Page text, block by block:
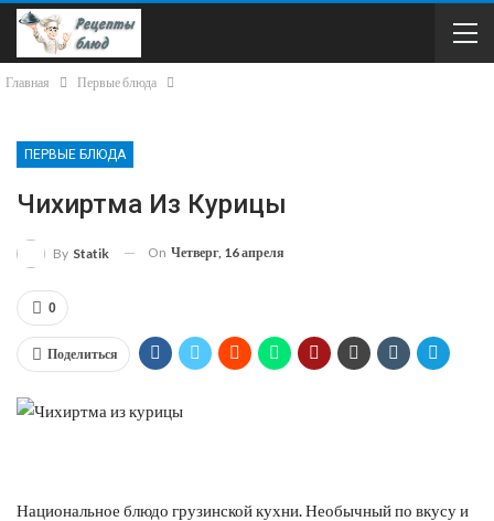
Главная Первые блюда
ПЕРВЫЕ БЛЮДА
Чихиртма Из Курицы
By Statik On Четверг, 16 апреля
0
Поделиться
Национальное блюдо грузинской кухни. Необычный по вкусу и